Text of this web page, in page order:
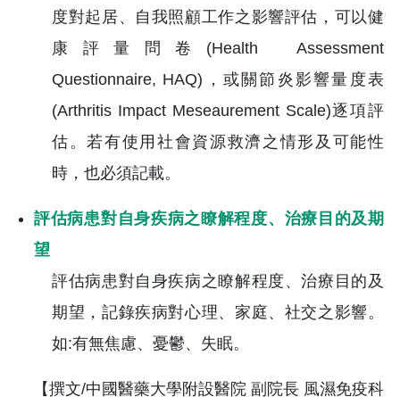
度對起居、自我照顧工作之影響評估，可以健
康評量問卷(Health Assessment
Questionnaire, HAQ)，或關節炎影響量度表
(Arthritis Impact Meseaurement Scale)逐項評
估。若有使用社會資源救濟之情形及可能性
時，也必須記載。
評估病患對自身疾病之瞭解程度、治療目的及期
望
評估病患對自身疾病之瞭解程度、治療目的及
期望，記錄疾病對心理、家庭、社交之影響。
如:有無焦慮、憂鬱、失眠。
【撰文/中國醫藥大學附設醫院 副院長 風濕免疫科